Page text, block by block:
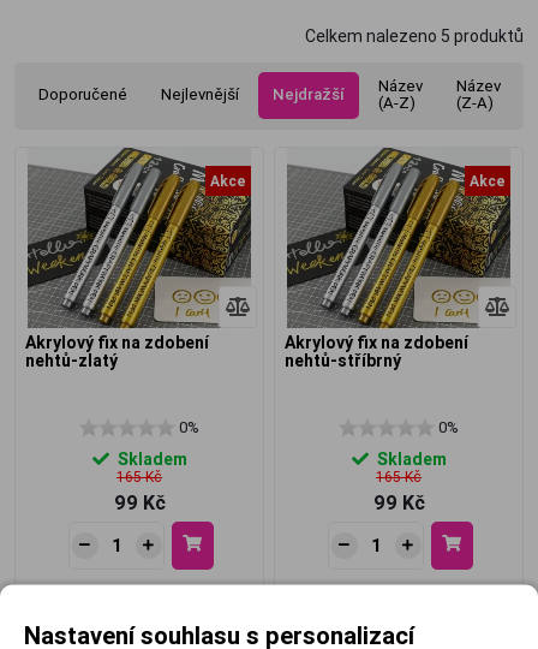
Celkem nalezeno 5 produktů
Doporučené Nejlevnější Nejdražší
Název
(A-Z)
Název
(Z-A)
Akce
Akrylový fix na zdobení
nehtů-zlatý
0%
Skladem
165 Kč
99 Kč
Akce
Akrylový fix na zdobení
nehtů-stříbrný
0%
Skladem
165 Kč
99 Kč
Nastavení souhlasu s personalizací